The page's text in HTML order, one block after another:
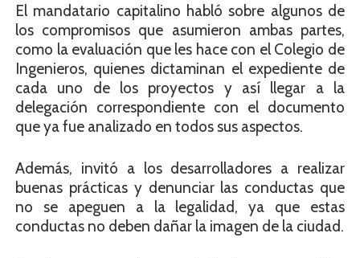
El mandatario capitalino habló sobre algunos de
los compromisos que asumieron ambas partes,
como la evaluación que les hace con el Colegio de
Ingenieros, quienes dictaminan el expediente de
cada uno de los proyectos y así llegar a la
delegación correspondiente con el documento
que ya fue analizado en todos sus aspectos.
Además, invitó a los desarrolladores a realizar
buenas prácticas y denunciar las conductas que
no se apeguen a la legalidad, ya que estas
conductas no deben dañar la imagen de la ciudad.